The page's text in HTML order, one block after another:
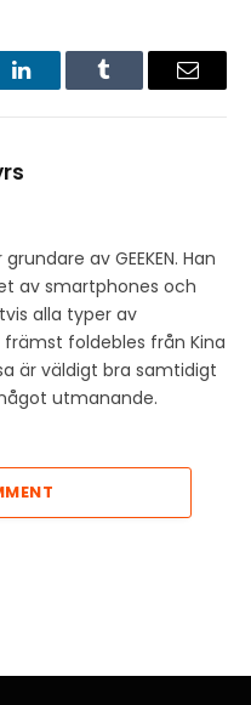
LinkedInTumblr Email
av GEEKEN. Han
av smartphones och
alla typer av
foldebles från Kina
är väldigt bra samtidigt
utmanande.